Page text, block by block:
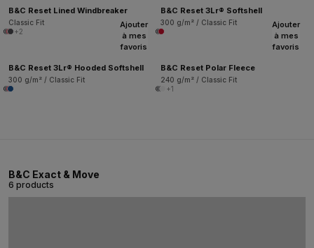
B&C Reset Lined Windbreaker
Classic Fit
+2
B&C Reset 3Lr® Softshell
300 g/m² / Classic Fit
Ajouter
à mes
favoris
B&C Reset 3Lr® Hooded Softshell
300 g/m² / Classic Fit
Ajouter
à mes
favoris
B&C Reset Polar Fleece
240 g/m² / Classic Fit
+1
B&C Exact & Move
6 products